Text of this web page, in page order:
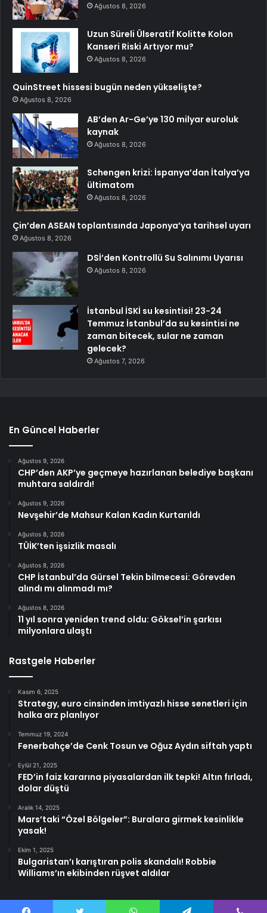
Ağustos 8, 2026
Uzun Süreli Ülseratif Kolitte Kolon
Kanseri Riski Artıyor mu?
Ağustos 8, 2026
QuinStreet hissesi bugün neden yükselişte?
Ağustos 8, 2026
AB’den Ar-Ge’ye 130 milyar euroluk
kaynak
Ağustos 8, 2026
Schengen krizi: İspanya’dan İtalya’ya
ültimatom
Ağustos 8, 2026
Çin’den ASEAN toplantısında Japonya’ya tarihsel uyarı
Ağustos 8, 2026
DSİ’den Kontrollü Su Salınımı Uyarısı
Ağustos 8, 2026
İstanbul İSKİ su kesintisi! 23-24
Temmuz İstanbul’da su kesintisi ne
zaman bitecek, sular ne zaman
gelecek?
Ağustos 7, 2026
En Güncel Haberler
Ağustos 9, 2026
CHP’den AKP’ye geçmeye hazırlanan belediye başkanı
muhtara saldırdı!
Ağustos 9, 2026
Nevşehir’de Mahsur Kalan Kadın Kurtarıldı
Ağustos 8, 2026
TÜİK’ten işsizlik masalı
Ağustos 8, 2026
CHP İstanbul’da Gürsel Tekin bilmecesi: Görevden
alındı mı alınmadı mı?
Ağustos 8, 2026
11 yıl sonra yeniden trend oldu: Göksel’in şarkısı
milyonlara ulaştı
Rastgele Haberler
Kasım 6, 2025
Strategy, euro cinsinden imtiyazlı hisse senetleri için
halka arz planlıyor
Temmuz 19, 2024
Fenerbahçe’de Cenk Tosun ve Oğuz Aydın siftah yaptı
Eylül 21, 2025
FED’in faiz kararına piyasalardan ilk tepki! Altın fırladı,
dolar düştü
Aralık 14, 2025
Mars’taki “Özel Bölgeler”: Buralara girmek kesinlikle
yasak!
Ekim 1, 2025
Bulgaristan’ı karıştıran polis skandalı! Robbie
Williams’ın ekibinden rüşvet aldılar